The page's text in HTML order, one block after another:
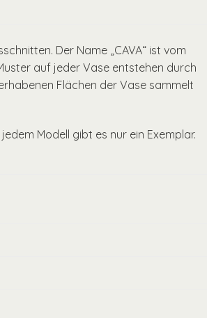
Der Name „CAVA“ ist vom
auf jeder Vase entstehen durch
Flächen der Vase sammelt
Modell gibt es nur ein Exemplar.